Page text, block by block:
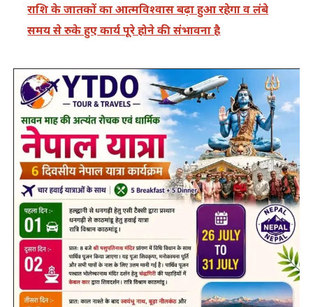
राशि के जातकों का आत्मविश्वास बढ़ा हुआ रहेगा व लंबे
समय से रुके हुए कार्य पूरे होने की संभावना है